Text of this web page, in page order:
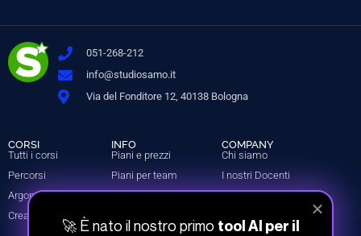
051-268-212
info@studiosamo.it
Via del Fonditore 12, 40138 Bologna
CORSI
Tutti i corsi
Percorsi
Argomenti
Crea il tuo piano
INFO
Piani e prezzi
Piani per team
Prova gratis
COMPANY
Chi siamo
I nostri Docenti
Dicono di noi
🚀 È nato il nostro primo tool AI per il